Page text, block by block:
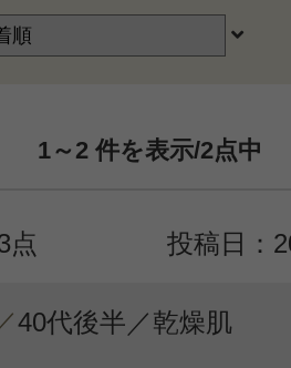
1～2件を表示/2点中
点 投稿日：
40代後半／乾燥肌